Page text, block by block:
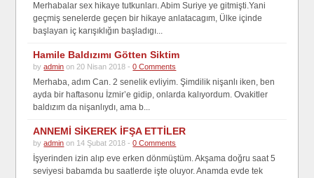
Merhabalar sex hikaye tutkunları. Abim Suriye ye gitmişti.Yani
geçmiş senelerde geçen bir hikaye anlatacagım, Ülke içinde
başlayan iç karışıklığın başladıgı...
Hamile Baldızımı Götten Siktim
byadmin on 20 Nisan 2018 -0 Comments
Merhaba, adım Can. 2 senelik evliyim. Şimdilik nişanlı iken, ben
ayda bir haftasonu İzmir’e gidip, onlarda kalıyordum. Ovakitler
baldızım da nişanlıydı, ama b...
ANNEMİ SİKEREK İFŞA ETTİLER
byadmin on 14 Şubat 2018 -0 Comments
İşyerinden izin alıp eve erken dönmüştüm. Akşama doğru saat 5
seviyesi babamda bu saatlerde işte oluyor. Anamda evde tek